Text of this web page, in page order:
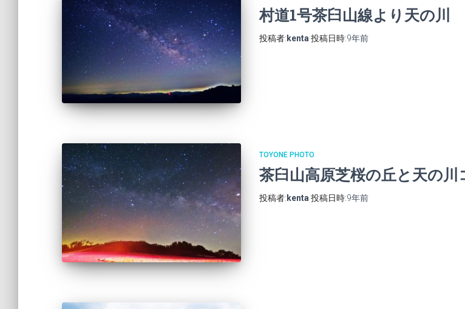
村道1号茶臼山線より天の川
投稿者: kenta 投稿日時:9年前
TOYONE PHOTO
茶臼山高原芝桜の丘と天の川
投稿者: kenta 投稿日時:9年前